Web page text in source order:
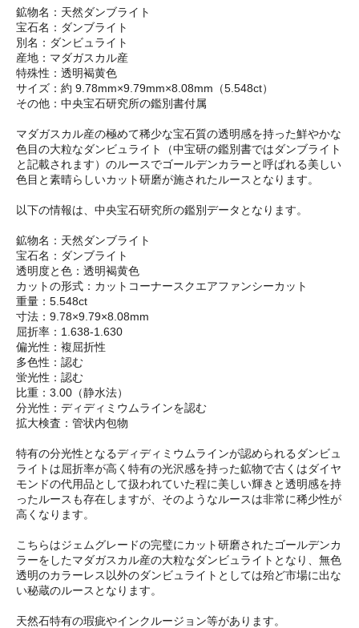
鉱物名：天然ダンブライト
宝石名：ダンブライト
別名：ダンビュライト
産地：マダガスカル産
特殊性：透明褐黄色
サイズ：約 9.78mm×9.79mm×8.08mm（5.548ct）
その他：中央宝石研究所の鑑別書付属
マダガスカル産の極めて稀少な宝石質の透明感を持った鮮やかな
色目の大粒なダンビュライト（中宝研の鑑別書ではダンブライト
と記載されます）のルースでゴールデンカラーと呼ばれる美しい
色目と素晴らしいカット研磨が施されたルースとなります。
以下の情報は、中央宝石研究所の鑑別データとなります。
鉱物名：天然ダンブライト
宝石名：ダンブライト
透明度と色：透明褐黄色
カットの形式：カットコーナースクエアファンシーカット
重量：5.548ct
寸法：9.78×9.79×8.08mm
屈折率：1.638-1.630
偏光性：複屈折性
多色性：認む
蛍光性：認む
比重：3.00（静水法）
分光性：ディディミウムラインを認む
拡大検査：管状内包物
特有の分光性となるディディミウムラインが認められるダンビュ
ライトは屈折率が高く特有の光沢感を持った鉱物で古くはダイヤ
モンドの代用品として扱われていた程に美しい輝きと透明感を持
ったルースも存在しますが、そのようなルースは非常に稀少性が
高くなります。
こちらはジェムグレードの完璧にカット研磨されたゴールデンカ
ラーをしたマダガスカル産の大粒なダンビュライトとなり、無色
透明のカラーレス以外のダンビュライトとしては殆ど市場に出な
い秘蔵のルースとなります。
天然石特有の瑕疵やインクルージョン等があります。